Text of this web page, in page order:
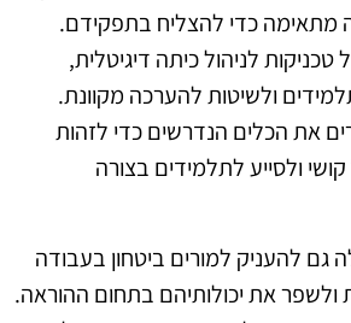
מתאימה כדי להצליח בתפקידם.
טכניקות לניהול כיתה דיגיטלית,
ולשיטות להערכה מקוונת.
את הכלים הנדרשים כדי לזהות
ולסייע לתלמידים בצורה
גם להעניק למורים ביטחון בעבודה
ולשפר את יכולותיהם בתחום ההוראה.